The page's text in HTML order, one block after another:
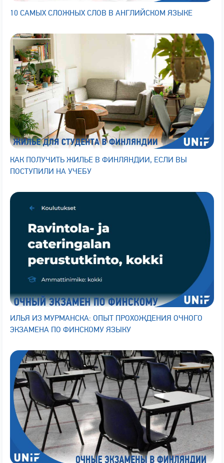
10 САМЫХ СЛОЖНЫХ СЛОВ В АНГЛИЙСКОМ ЯЗЫКЕ
КАК ПОЛУЧИТЬ ЖИЛЬЕ В ФИНЛЯНДИИ, ЕСЛИ ВЫ
ПОСТУПИЛИ НА УЧЕБУ
ИЛЬЯ ИЗ МУРМАНСКА: ОПЫТ ПРОХОЖДЕНИЯ ОЧНОГО
ЭКЗАМЕНА ПО ФИНСКОМУ ЯЗЫКУ